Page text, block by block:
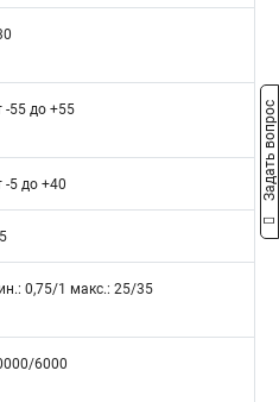
-55 до +55
-5 до +40
0,75/1 макс.: 25/35
6000
Задать вопрос